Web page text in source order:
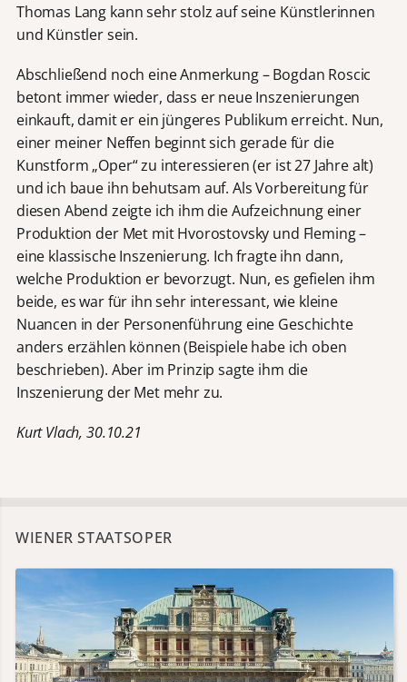
Thomas Lang kann sehr stolz auf seine Künstlerinnen
und Künstler sein.
Abschließend noch eine Anmerkung – Bogdan Roscic
betont immer wieder, dass er neue Inszenierungen
einkauft, damit er ein jüngeres Publikum erreicht. Nun,
einer meiner Neffen beginnt sich gerade für die
Kunstform „Oper“ zu interessieren (er ist 27 Jahre alt)
und ich baue ihn behutsam auf. Als Vorbereitung für
diesen Abend zeigte ich ihm die Aufzeichnung einer
Produktion der Met mit Hvorostovsky und Fleming –
eine klassische Inszenierung. Ich fragte ihn dann,
welche Produktion er bevorzugt. Nun, es gefielen ihm
beide, es war für ihn sehr interessant, wie kleine
Nuancen in der Personenführung eine Geschichte
anders erzählen können (Beispiele habe ich oben
beschrieben). Aber im Prinzip sagte ihm die
Inszenierung der Met mehr zu.
Kurt Vlach, 30.10.21
WIENER STAATSOPER